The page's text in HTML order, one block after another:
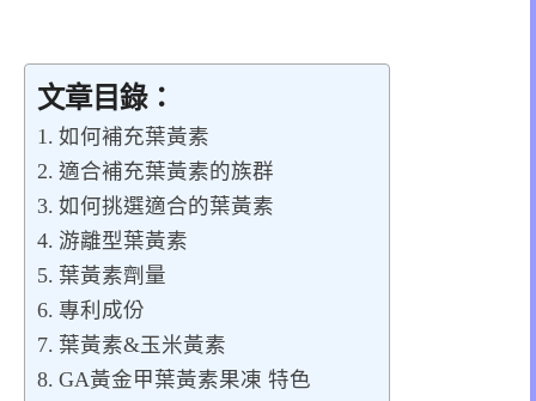
文章目錄：
如何補充葉黃素
適合補充葉黃素的族群
如何挑選適合的葉黃素
游離型葉黃素
葉黃素劑量
專利成份
葉黃素&玉米黃素
GA黃金甲葉黃素果凍 特色